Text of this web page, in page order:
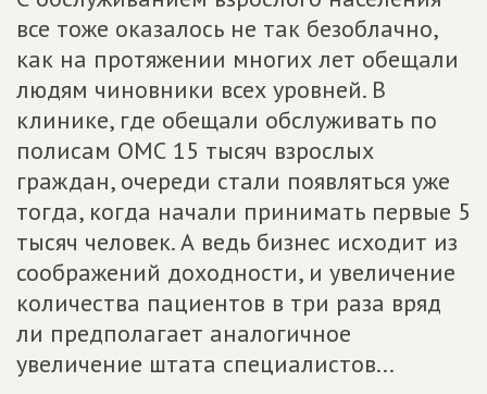
все тоже оказалось не так безоблачно,
как на протяжении многих лет обещали
людям чиновники всех уровней. В
клинике, где обещали обслуживать по
полисам ОМС 15 тысяч взрослых
граждан, очереди стали появляться уже
тогда, когда начали принимать первые 5
тысяч человек. А ведь бизнес исходит из
соображений доходности, и увеличение
количества пациентов в три раза вряд
ли предполагает аналогичное
увеличение штата специалистов...